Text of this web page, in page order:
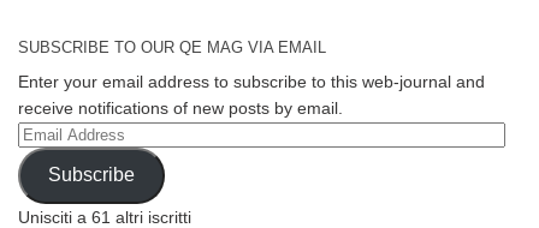
SUBSCRIBE TO OUR QE MAG VIA EMAIL
Enter your email address to subscribe to this web-journal and
receive notifications of new posts by email.
Email
Address
Subscribe
Unisciti a 61 altri iscritti